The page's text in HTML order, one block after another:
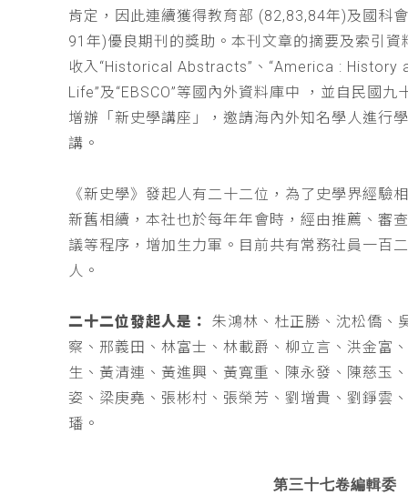
肯定，因此連續獲得教育部 (82,83,84年)及國科
91年)優良期刊的獎助。本刊文章的摘要及索引資
收入“Historical Abstracts”、“America : History
Life”及“EBSCO”等國內外資料庫中 ，並自民國九
增辦「新史學講座」，邀請海內外知名學人進行
講。
《新史學》發起人有二十二位，為了史學界經驗
新舊相續，本社也於每年年會時，經由推薦、審
議等程序，增加生力軍。目前共有常務社員一百
人。
二十二位發起人是：
朱鴻林、杜正勝、沈松僑、
察、邢義田、林富士、林載爵、柳立言、洪金富
生、黃清連、黃進興、黃寬重、陳永發、陳慈玉
姿、梁庚堯、張彬村、張榮芳、劉增貴、劉錚雲
璠。
第三十七卷編輯委